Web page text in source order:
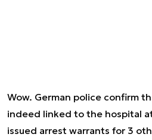
Wow. German police confirm
indeed linked to the hospital
issued arrest warrants for 3